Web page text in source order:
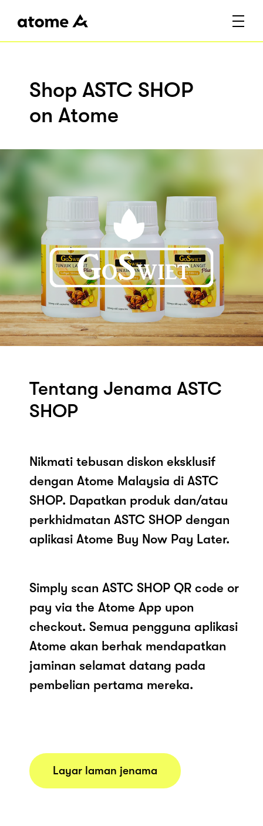
Shop ASTC SHOP
on Atome
Tentang Jenama ASTC
SHOP
Nikmati tebusan diskon eksklusif
dengan Atome Malaysia di ASTC
SHOP. Dapatkan produk dan/atau
perkhidmatan ASTC SHOP dengan
aplikasi Atome Buy Now Pay Later.
Simply scan ASTC SHOP QR code or
pay via the Atome App upon
checkout. Semua pengguna aplikasi
Atome akan berhak mendapatkan
jaminan selamat datang pada
pembelian pertama mereka.
Layar laman jenama